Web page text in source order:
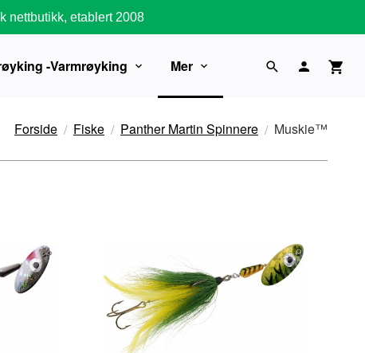
nettbutikk, etablert 2008
-Varmrøyking Mer
Forside Fiske Panther Martin Spinnere Muskie™